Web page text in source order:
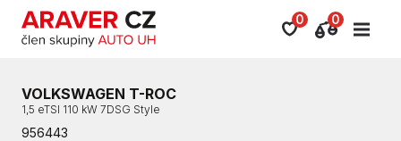
0 0
VOLKSWAGEN T-ROC
1,5 eTSI 110 kW 7DSG Style
956443